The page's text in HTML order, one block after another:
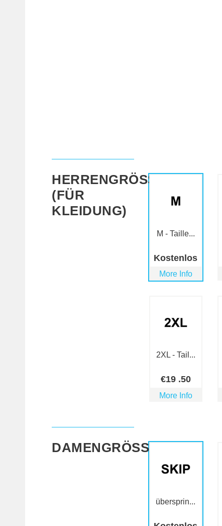
HERRENGRÖSSE (
FÜR K
LEIDUNG)
M - Taille...
Kostenlos
More Info
2XL - Tail...
€19 .50
More Info
DAMENGRÖSSE
übersprin...